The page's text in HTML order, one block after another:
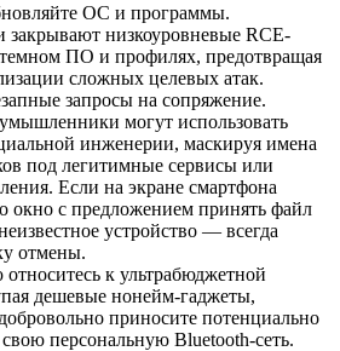
ОС и программы.
закрывают низкоуровневые RCE-
ПО и профилях, предотвращая
сложных целевых атак.
запросы на сопряжение.
могут использовать
инженерии, маскируя имена
под легитимные сервисы или
Если на экране смартфона
окно с предложением принять файл
устройство — всегда
отмены.
к ультрабюджетной
дешевые нонейм-гаджеты,
приносите потенциально
персональную Bluetooth-сеть.